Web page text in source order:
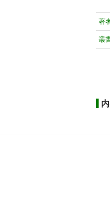
著
叢